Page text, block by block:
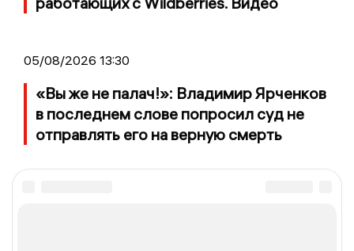
05/08/2026 13:30
«Вы же не палач!»: Владимир Ярченков
в последнем слове попросил суд не
отправлять его на верную смерть